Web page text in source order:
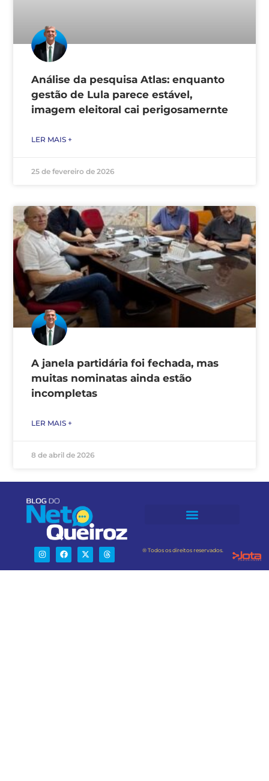
Análise da pesquisa Atlas: enquanto
gestão de Lula parece estável,
imagem eleitoral cai perigosamernte
LER MAIS +
25 de fevereiro de 2026
A janela partidária foi fechada, mas
muitas nominatas ainda estão
incompletas
LER MAIS +
8 de abril de 2026
® Todos os direitos reservados.